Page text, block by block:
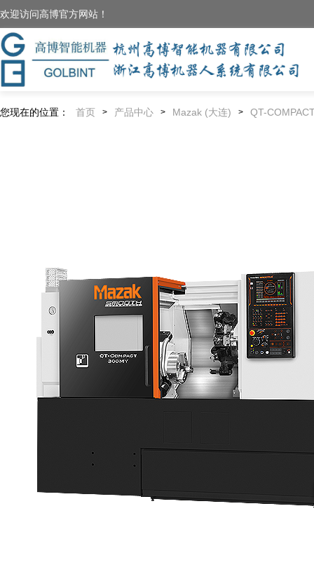
欢迎访问高博官方网站！
您现在的位置： 首页 > 产品中心 > Mazak (大连) > QT-